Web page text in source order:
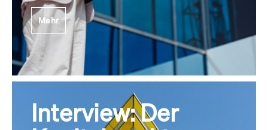
Mehr
Interview: Der